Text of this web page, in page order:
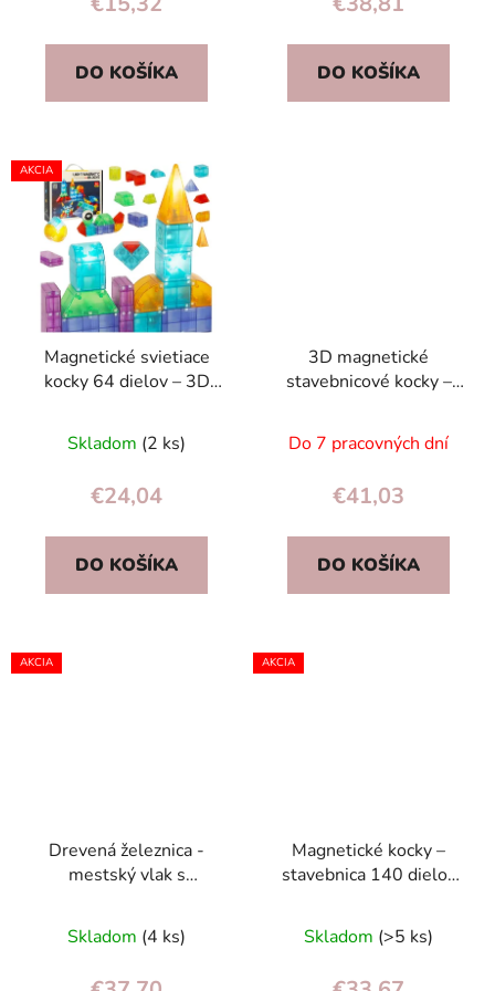
DO KOŠÍKA DO KOŠÍKA
AKCIA
Magnetické svietiace
kocky 64 dielov – 3D
magnetické bloky
Skladom (2 ks)
€24,04
DO KOŠÍKA
3D magnetické
stavebnicové kocky –
Do 7 pracovných dní
€41,03
DO KOŠÍKA
AKCIA
Drevená železnica -
mestský vlak s
súprava pre deti
Skladom (4 ks)
AKCIA
Magnetické kocky –
stavebnica 140 dielov
ružové)
Skladom (>5 ks)